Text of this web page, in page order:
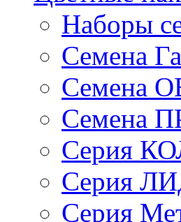
Наборы
Семена
Семена
Семена
Серия
Серия
Серия